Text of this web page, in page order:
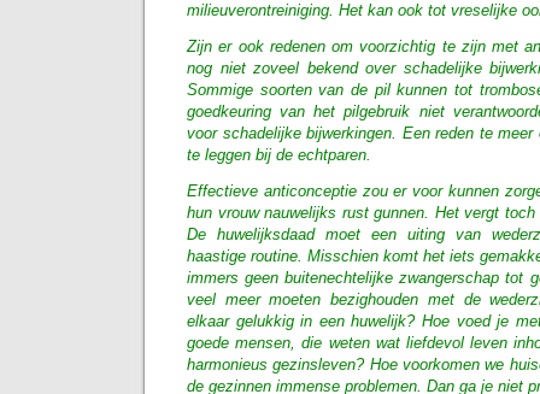
milieuverontreiniging. Het kan ook tot vreselijke
Zijn er ook redenen om voorzichtig te zijn met
nog niet zoveel bekend over schadelijke
Sommige soorten van de pil kunnen tot
goedkeuring van het pilgebruik niet
voor schadelijke bijwerkingen. Een reden te meer
te leggen bij de echtparen.
Effectieve anticonceptie zou er voor kunnen
hun vrouw nauwelijks rust gunnen. Het vergt
De huwelijksdaad moet een uiting van
haastige routine. Misschien komt het iets
immers geen buitenechtelijke zwangerschap tot
veel meer moeten bezighouden met de
elkaar gelukkig in een huwelijk? Hoe voed je
goede mensen, die weten wat liefdevol leven
harmonieus gezinsleven? Hoe voorkomen we
de gezinnen immense problemen. Dan ga je niet